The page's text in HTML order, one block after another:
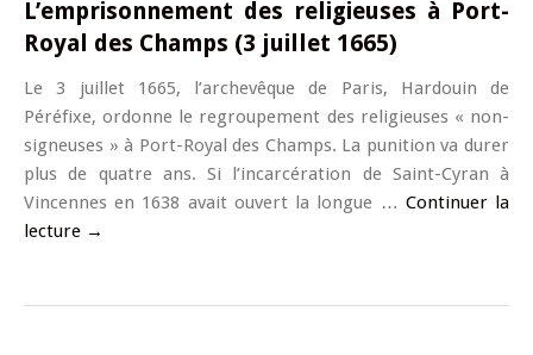
L’emprisonnement des religieuses à Port-
Royal des Champs (3 juillet 1665)
Le 3 juillet 1665, l’archevêque de Paris, Hardouin de
Péréfixe, ordonne le regroupement des religieuses « non-
signeuses » à Port-Royal des Champs. La punition va durer
plus de quatre ans. Si l’incarcération de Saint-Cyran à
Vincennes en 1638 avait ouvert la longue … Continuer la
lecture →